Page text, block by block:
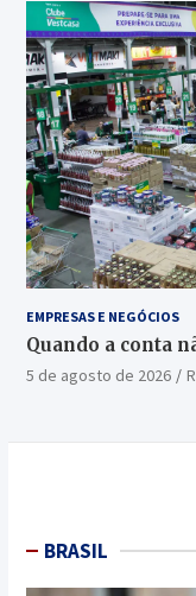
EMPRESAS E NEGÓCIOS
Quando a conta
5 de agosto de 2026
BRASIL